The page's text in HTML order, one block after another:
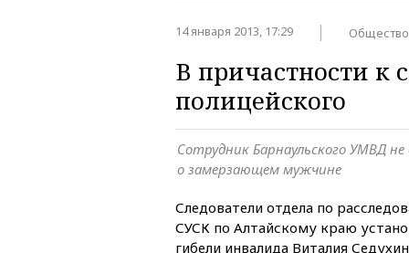
14 января 2013, 17:29 Общество
В причастности к
полицейского
Сотрудник Барнаульского УМВД
о замерзающем мужчине
Следователи отдела по
СУСК по Алтайскому краю
гибели инвалида Виталия